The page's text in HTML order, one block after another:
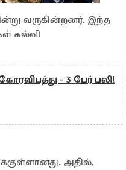
வருகின்றனர். இந்த
கல்வி
- 3 பேர் பலி!
அதில்,